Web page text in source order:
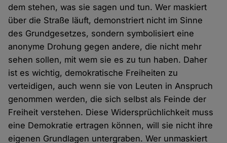
dem stehen, was sie sagen und tun. Wer maskiert
über die Straße läuft, demonstriert nicht im Sinne
des Grundgesetzes, sondern symbolisiert eine
anonyme Drohung gegen andere, die nicht mehr
sehen sollen, mit wem sie es zu tun haben. Daher
ist es wichtig, demokratische Freiheiten zu
verteidigen, auch wenn sie von Leuten in Anspruch
genommen werden, die sich selbst als Feinde der
Freiheit verstehen. Diese Widersprüchlichkeit muss
eine Demokratie ertragen können, will sie nicht ihre
eigenen Grundlagen untergraben. Wer unmaskiert